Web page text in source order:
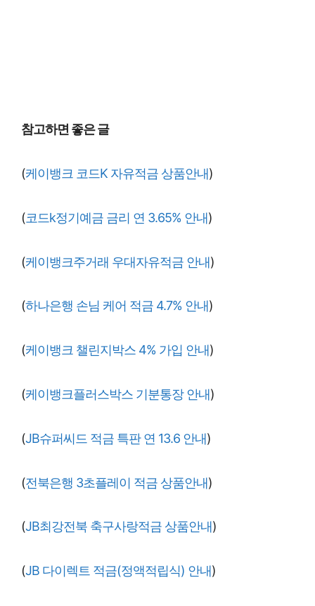
참고하면 좋은 글
(케이뱅크 코드K 자유적금 상품안내)
(코드k정기예금 금리 연 3.65% 안내)
(케이뱅크주거래 우대자유적금 안내)
(하나은행 손님 케어 적금 4.7% 안내)
(케이뱅크 챌린지박스 4% 가입 안내)
(케이뱅크플러스박스 기분통장 안내)
(JB슈퍼씨드 적금 특판 연 13.6 안내)
(전북은행 3초플레이 적금 상품안내)
(JB최강전북 축구사랑적금 상품안내)
(JB 다이렉트 적금(정액적립식) 안내)